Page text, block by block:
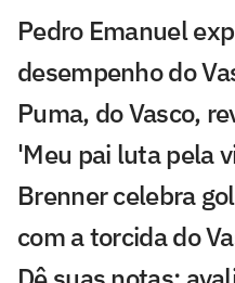
Pedro Emanuel
desempenho do
Puma, do Vasco,
'Meu pai luta pela
Brenner celebra
com a torcida do